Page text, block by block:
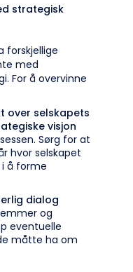
strategisk
forskjellige
med
For å overvinne
over selskapets
visjon
Sørg for at
hvor selskapet
i å forme
dialog
og
eventuelle
måtte ha om